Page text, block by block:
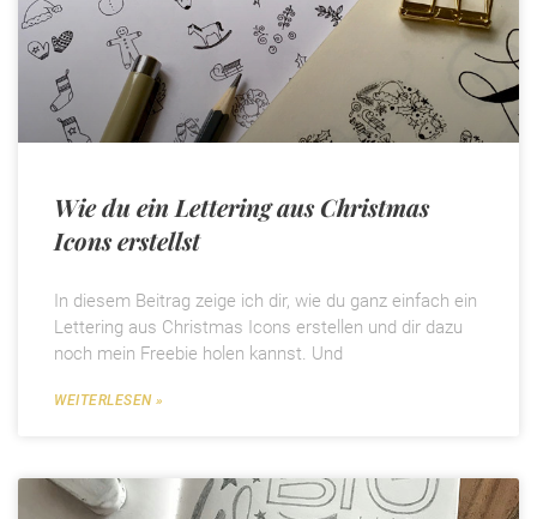
Wie du ein Lettering aus Christmas
Icons erstellst
In diesem Beitrag zeige ich dir, wie du ganz einfach ein
Lettering aus Christmas Icons erstellen und dir dazu
noch mein Freebie holen kannst. Und
WEITERLESEN »